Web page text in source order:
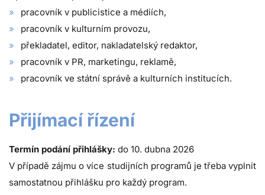
pracovník v publicistice a médiích,
pracovník v kulturním provozu,
překladatel, editor, nakladatelský redaktor,
pracovník v PR, marketingu, reklamě,
pracovník ve státní správě a kulturních institucích.
Přijímací řízení
Termín podání přihlášky: do 10. dubna 2026
V případě zájmu o více studijních programů je třeba vyplnit
samostatnou přihlášku pro každý program.